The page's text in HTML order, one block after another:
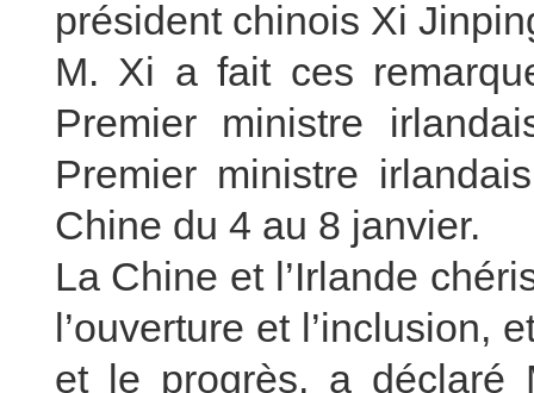
président chinois Xi
M. Xi a fait ces
Premier ministre
Premier ministre
Chine du 4 au 8 janvier.
La Chine et l’Irlande
l’ouverture et l’inclusion,
et le progrès, a déclaré